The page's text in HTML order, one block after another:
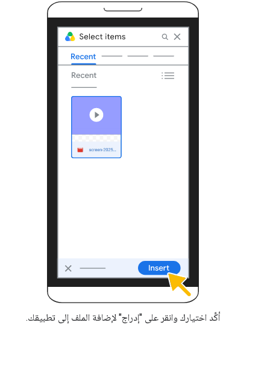
أكِّد اختيارك وانقر على "إدراج" لإضافة الملف إلى تطبيقك.